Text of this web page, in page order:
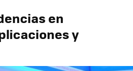
en
y